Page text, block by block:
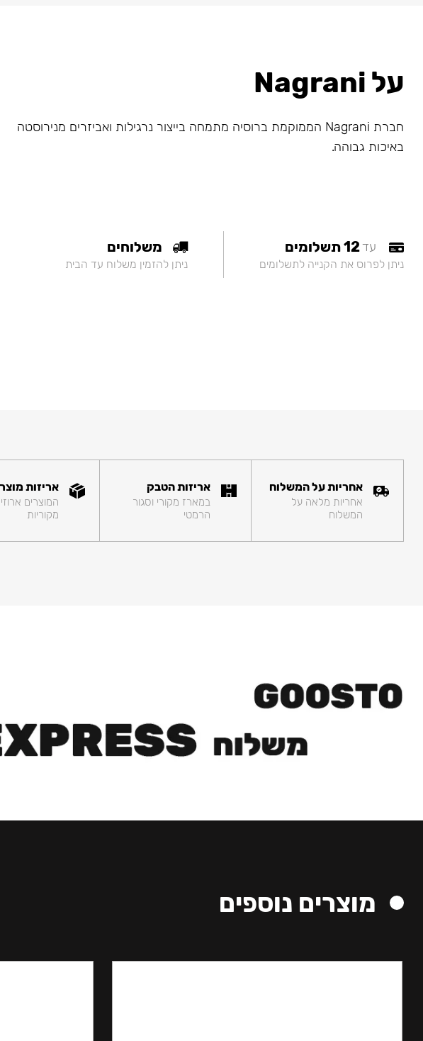
על Nagrani
חברת Nagrani הממוקמת ברוסיה מתמחה בייצור נרגילות ואביזרים מנירוסטה
באיכות גבוהה.
עד12 תשלומים
ניתן לפרוס את הקנייה לתשלומים
משלוחים
ניתן להזמין משלוח עד הבית
אחריות על המשלוח
אחריות מלאה על
המשלוח
אריזות הטבק
במארז מקורי וסגור
הרמטי
אריזות
המוצרים
מקוריות
מוצרים נוספים